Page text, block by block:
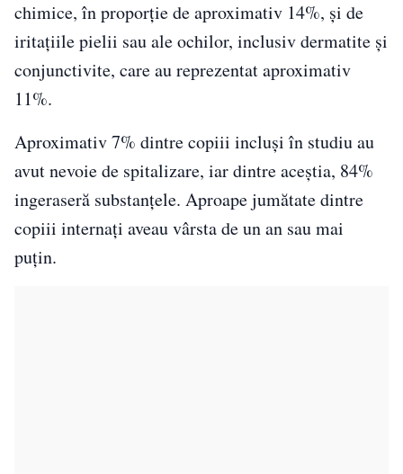
chimice, în proporție de aproximativ 14%, și de
iritațiile pielii sau ale ochilor, inclusiv dermatite și
conjunctivite, care au reprezentat aproximativ
11%.
Aproximativ 7% dintre copiii incluși în studiu au
avut nevoie de spitalizare, iar dintre aceștia, 84%
ingeraseră substanțele. Aproape jumătate dintre
copiii internați aveau vârsta de un an sau mai
puțin.